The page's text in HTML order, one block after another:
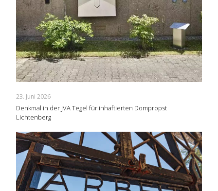
23. Juni 2026
Denkmal in der JVA Tegel für inhaftierten Dompropst
Lichtenberg